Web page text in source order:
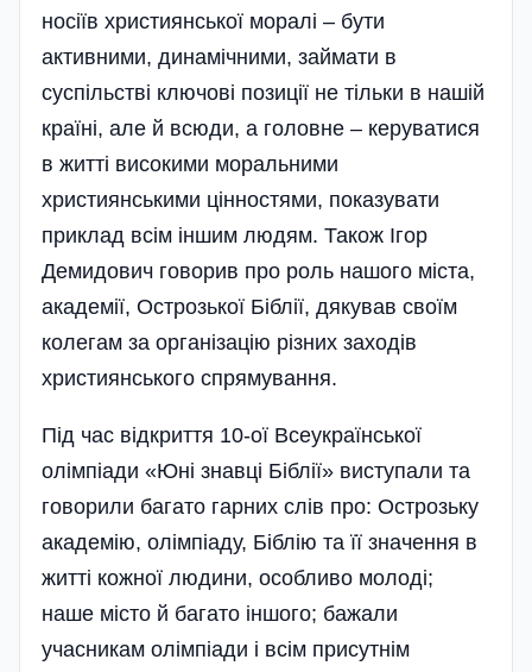
носіїв християнської моралі – бути
активними, динамічними, займати в
суспільстві ключові позиції не тільки в нашій
країні, але й всюди, а головне – керуватися
в житті високими моральними
християнськими цінностями, показувати
приклад всім іншим людям. Також Ігор
Демидович говорив про роль нашого міста,
академії, Острозької Біблії, дякував своїм
колегам за організацію різних заходів
християнського спрямування.
Під час відкриття 10-ої Всеукраїнської
олімпіади «Юні знавці Біблії» виступали та
говорили багато гарних слів про: Острозьку
академію, олімпіаду, Біблію та її значення в
житті кожної людини, особливо молоді;
наше місто й багато іншого; бажали
учасникам олімпіади і всім присутнім